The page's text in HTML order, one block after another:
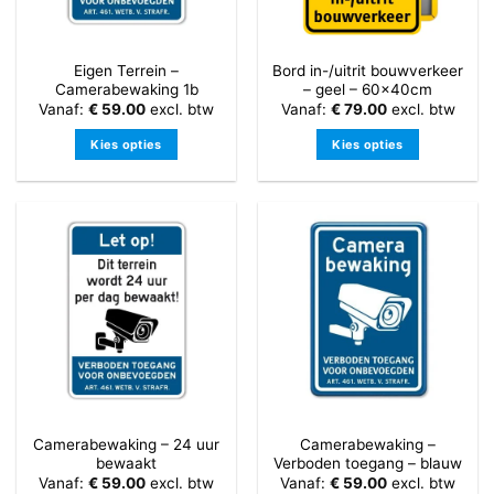
op
worden
op
productpagina
Eigen Terrein –
Camerabewaking 1b
Vanaf: € 59.00 excl. btw
Kies opties
meerdere
variaties.
Deze
optie
kan
gekozen
worden
op
productpagina
Bord in-/uitrit bouwverkeer
– geel – 60x40cm
Vanaf: €79.00excl. btw
Kies opties
meerdere
variaties.
Deze
optie
kan
gekozen
worden
op
productpagina
Camerabewaking – 24 uur
bewaakt
Vanaf: € 59.00 excl. btw
Camerabewaking –
Verboden toegang – blauw
Vanaf: € 59.00 excl. btw